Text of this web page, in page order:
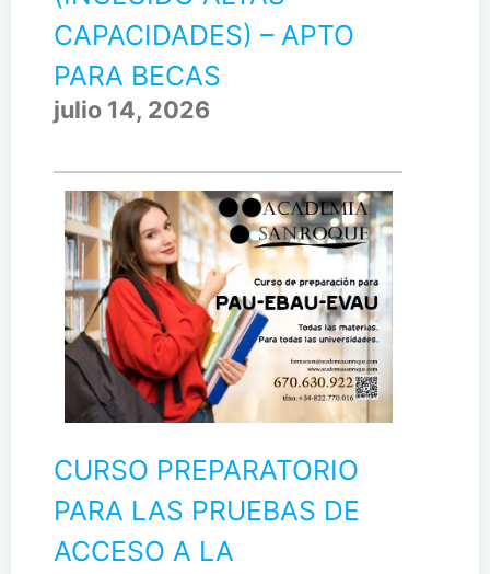
CAPACIDADES) – APTO
PARA BECAS
julio 14, 2026
CURSO PREPARATORIO
PARA LAS PRUEBAS DE
ACCESO A LA